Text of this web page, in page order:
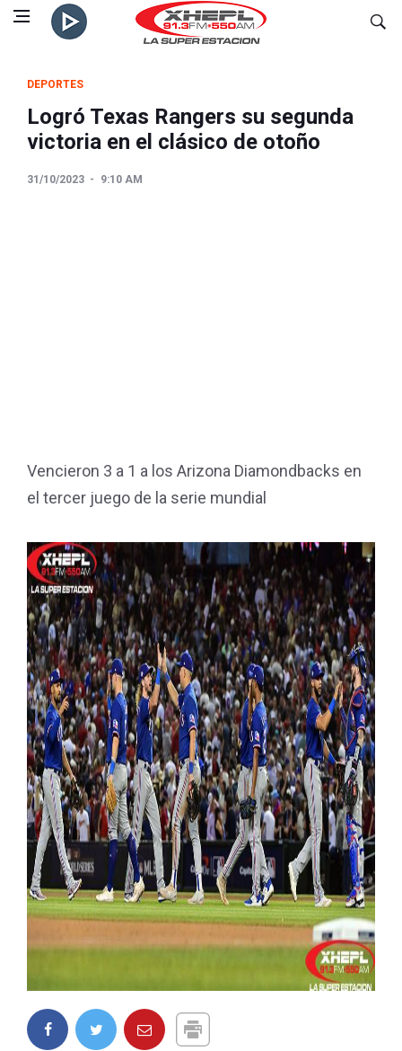
DEPORTES
Logró Texas Rangers su segunda
victoria en el clásico de otoño
31/10/2023 9:10 AM
Vencieron 3 a 1 a los Arizona Diamondbacks en
el tercer juego de la serie mundial